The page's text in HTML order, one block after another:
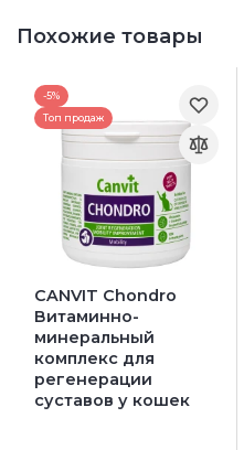
Похожие товары
-5%
Топ продаж
CANVIT Chondro
Витаминно-
минеральный
комплекс для
регенерации
суставов у кошек